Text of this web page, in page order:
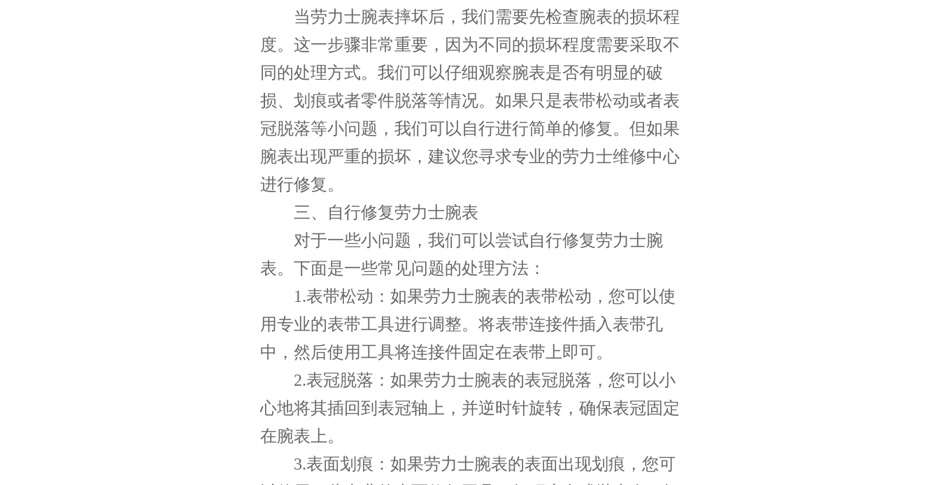
当劳力士腕表摔坏后，我们需要先检查腕表的损坏程
度。这一步骤非常重要，因为不同的损坏程度需要采取不
同的处理方式。我们可以仔细观察腕表是否有明显的破
损、划痕或者零件脱落等情况。如果只是表带松动或者表
冠脱落等小问题，我们可以自行进行简单的修复。但如果
腕表出现严重的损坏，建议您寻求专业的劳力士维修中心
进行修复。
三、自行修复劳力士腕表
对于一些小问题，我们可以尝试自行修复劳力士腕
表。下面是一些常见问题的处理方法：
1.表带松动：如果劳力士腕表的表带松动，您可以使
用专业的表带工具进行调整。将表带连接件插入表带孔
中，然后使用工具将连接件固定在表带上即可。
2.表冠脱落：如果劳力士腕表的表冠脱落，您可以小
心地将其插回到表冠轴上，并逆时针旋转，确保表冠固定
在腕表上。
3.表面划痕：如果劳力士腕表的表面出现划痕，您可